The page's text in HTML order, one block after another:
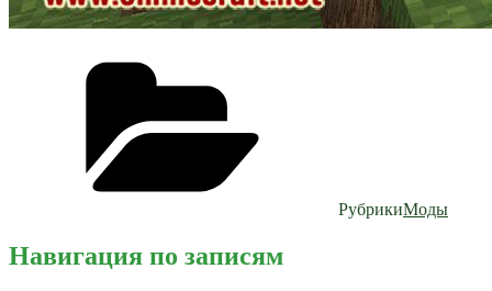
РубрикиМоды
Навигация по записям